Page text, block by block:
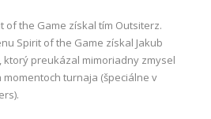
of the Game získal tím Outsiterz.
Spirit of the Game získal Jakub
ktorý preukázal mimoriadny zmysel
turnaja (špeciálne v